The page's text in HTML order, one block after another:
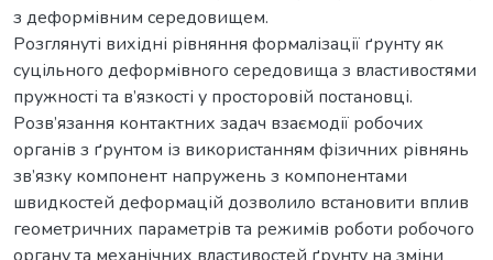
з деформівним середовищем.
Розглянуті вихідні рівняння формалізації ґрунту як
суцільного деформівного середовища з властивостями
пружності та в’язкості у просторовій постановці.
Розв’язання контактних задач взаємодії робочих
органів з ґрунтом із використанням фізичних рівнянь
зв’язку компонент напружень з компонентами
швидкостей деформацій дозволило встановити вплив
геометричних параметрів та режимів роботи робочого